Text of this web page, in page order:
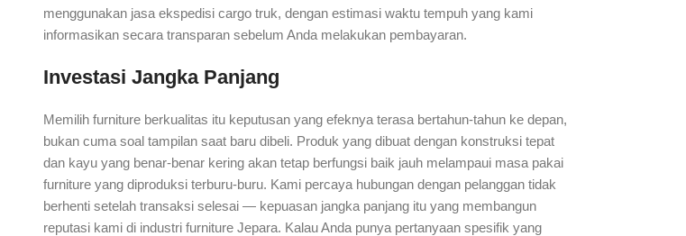
menggunakan jasa ekspedisi cargo truk, dengan estimasi waktu tempuh yang kami
informasikan secara transparan sebelum Anda melakukan pembayaran.
Investasi Jangka Panjang
Memilih furniture berkualitas itu keputusan yang efeknya terasa bertahun-tahun ke depan,
bukan cuma soal tampilan saat baru dibeli. Produk yang dibuat dengan konstruksi tepat
dan kayu yang benar-benar kering akan tetap berfungsi baik jauh melampaui masa pakai
furniture yang diproduksi terburu-buru. Kami percaya hubungan dengan pelanggan tidak
berhenti setelah transaksi selesai — kepuasan jangka panjang itu yang membangun
reputasi kami di industri furniture Jepara. Kalau Anda punya pertanyaan spesifik yang